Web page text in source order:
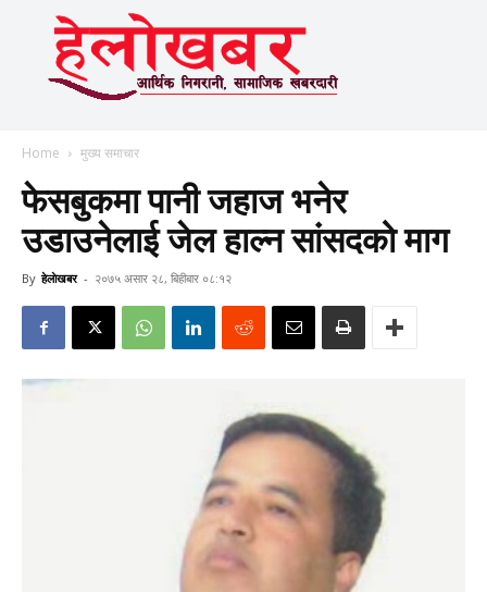
Home मुख्य समाचार
फेसबुकमा पानी जहाज भनेर
उडाउनेलाई जेल हाल्न सांसदको माग
By हेलाेखबर - २०७५ असार २८, बिहीबार ०८:१२